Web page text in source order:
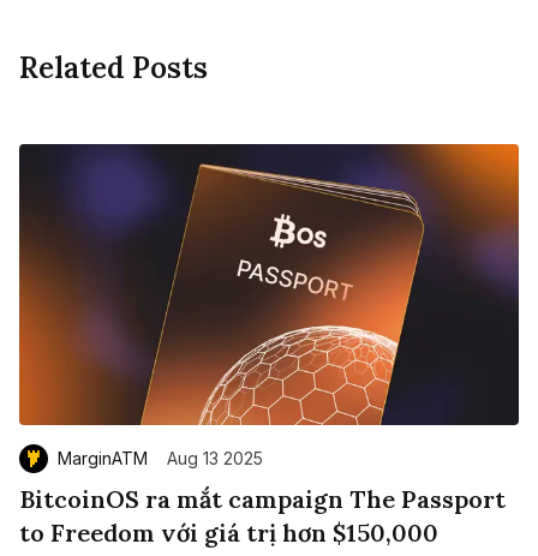
Related Posts
MarginATM Aug 13 2025
BitcoinOS ra mắt campaign The Passport
to Freedom với giá trị hơn $150,000